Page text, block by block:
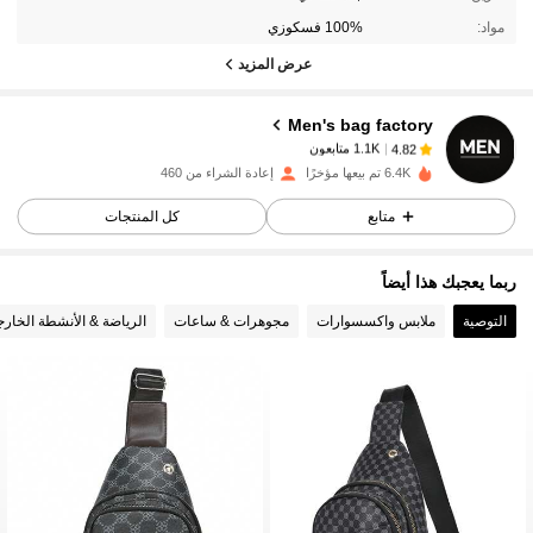
مواد: 100% فسكوزي
عرض المزيد
Men's bag factory
4.82 1.1K متابعون
1.1K متابعون
4.82
4.82 1.1K متابعون
6.4K تم بيعها مؤخرًا إعادة الشراء من 460
متابع كل المنتجات
ربما يعجبك هذا أيضاً
التوصية ملابس واكسسوارات مجوهرات & ساعات الرياضة & الأنشطة